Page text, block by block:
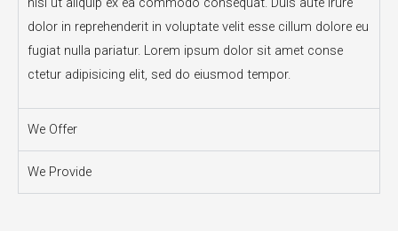
dolor in reprehenderit in voluptate velit esse cillum dolore eu
fugiat nulla pariatur. Lorem ipsum dolor sit amet conse
ctetur adipisicing elit, sed do eiusmod tempor.
We Offer
We Provide